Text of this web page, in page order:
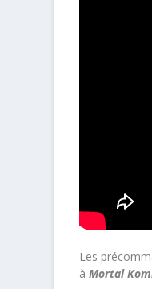
Les
àMortal